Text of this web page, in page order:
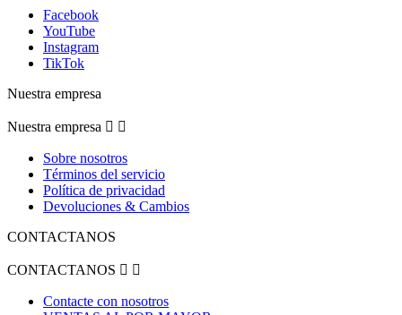
Facebook
YouTube
Instagram
TikTok
Nuestra empresa
Nuestra empresa  
Sobre nosotros
Términos del servicio
Política de privacidad
Devoluciones & Cambios
CONTACTANOS
CONTACTANOS  
Contacte con nosotros